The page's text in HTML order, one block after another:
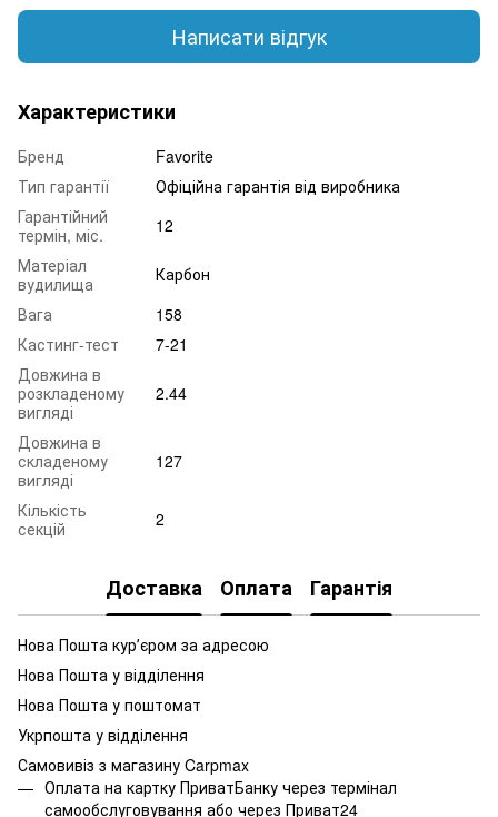
Написати відгук
Характеристики
Бренд
Favorite
Тип гарантії
Офіційна гарантія від виробника
Гарантійний
термін, міс.
12
Матеріал
вудилища
Карбон
Вага
158
Кастинг-тест
7-21
Довжина в
розкладеному
вигляді
2.44
Довжина в
складеному
вигляді
127
Кількість
секцій
2
Доставка Оплата Гарантія
Нова Пошта курʼєром за адресою
Нова Пошта у відділення
Нова Пошта у поштомат
Укрпошта у відділення
Самовивіз з магазину Carpmax
Оплата на картку ПриватБанку через термінал
самообслуговування або через Приват24